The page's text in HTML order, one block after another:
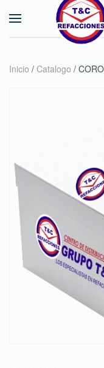
Skip to main
Inicio / Catalogo /